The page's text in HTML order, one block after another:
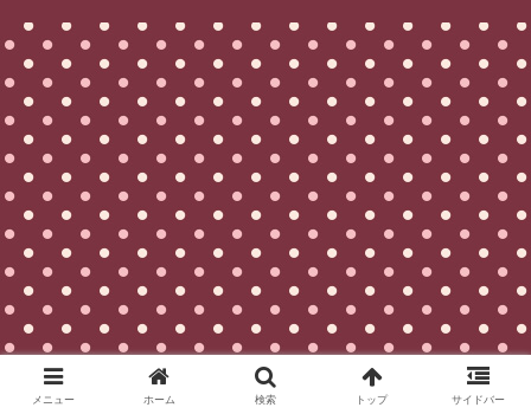
メニュー ホーム 検索 トップ サイドバー